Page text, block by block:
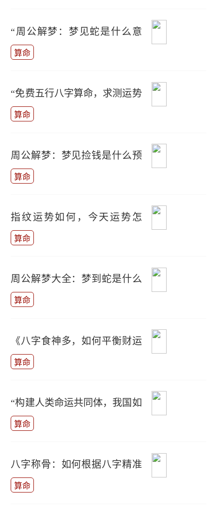
“周公解梦：梦见蛇是什么意
思？”
算命
“免费五行八字算命，求测运势
如何？”
算命
周公解梦：梦见捡钱是什么预
兆？
算命
指纹运势如何，今天运势怎
样？
算命
周公解梦大全：梦到蛇是什么
意思？
算命
《八字食神多，如何平衡财运
与食福？》
算命
“构建人类命运共同体，我国如
何推动国际合作？”
算命
八字称骨：如何根据八字精准
称骨？
算命